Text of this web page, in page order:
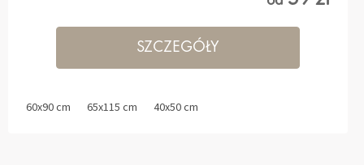
SZCZEGÓŁY
60x90 cm 65x115 cm 40x50 cm